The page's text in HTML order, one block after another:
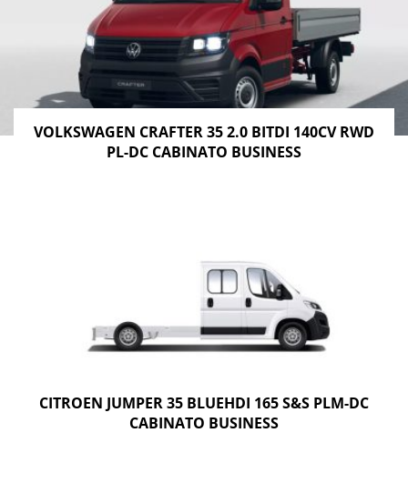
VOLKSWAGEN CRAFTER 35 2.0 BITDI 140CV RWD
PL-DC CABINATO BUSINESS
CITROEN JUMPER 35 BLUEHDI 165 S&S PLM-DC
CABINATO BUSINESS